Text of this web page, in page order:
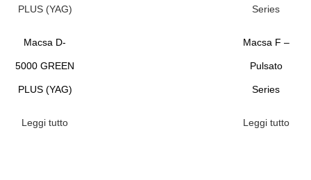
Macsa D-
5000 GREEN
PLUS (YAG)
Leggi tutto
Macsa F –
Pulsato
Series
Leggi tutto